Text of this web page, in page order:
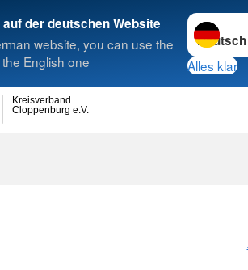
der deutschen Website
website, you can use the
English one
Sprache
Alles klar
Cloppenburg e.V.
Kreisverband
Suche